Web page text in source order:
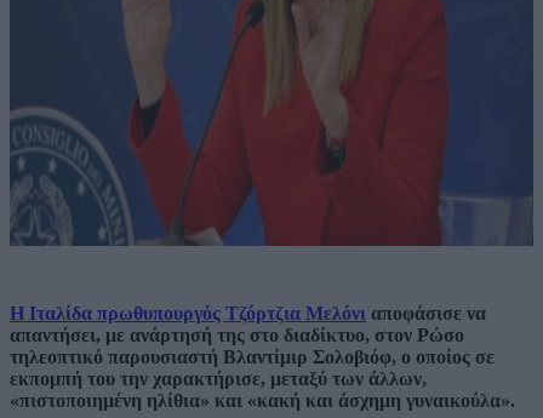
Η Ιταλίδα πρωθυπουργός Τζόρτζια Μελόνι αποφάσισε να
απαντήσει, με ανάρτησή της στο διαδίκτυο, στον Ρώσο
τηλεοπτικό παρουσιαστή Βλαντίμιρ Σολοβιόφ, ο οποίος σε
εκπομπή του την χαρακτήρισε, μεταξύ των άλλων,
«πιστοποιημένη ηλίθια» και «κακή και άσχημη γυναικούλα».